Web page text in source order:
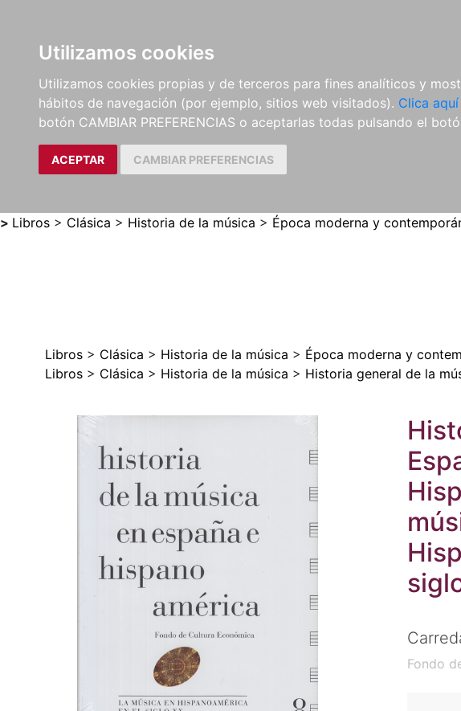
Utilizamos cookies
Utilizamos cookies propias y de terceros para fines analíticos y
hábitos de navegación (por ejemplo, sitios web visitados). Clica
botón CAMBIAR PREFERENCIAS o aceptarlas todas pulsando el
ACEPTAR CAMBIAR PREFERENCIAS
LIBROS
MÉTODOS Y
EJERCICIOS
PARTITURAS Y EDICIONES
CRÍTICAS
> Libros > Clásica > Historia de la música > Época moderna y
Libros > Clásica > Historia de la música > Época moderna y
Libros > Clásica > Historia de la música > Historia general de la
Fondo